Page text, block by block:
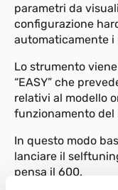
parametri da
configurazione
automaticamente
Lo strumento
“EASY” che
relativi al modello
funzionamento del
In questo modo
lanciare il
pensa il 600.